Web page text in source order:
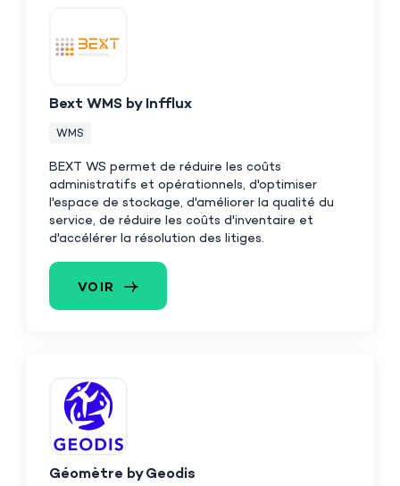
Bext WMS by Infflux
WMS
BEXT WS permet de réduire les coûts
administratifs et opérationnels, d'optimiser
l'espace de stockage, d'améliorer la qualité du
service, de réduire les coûts d'inventaire et
d'accélérer la résolution des litiges.
VOIR
Géomètre by Geodis